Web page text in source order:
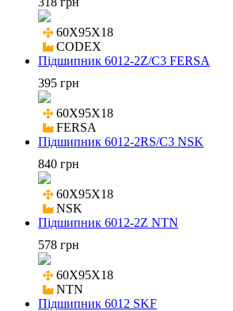
60X95X18
CODEX
Підшипник 6012-2Z/C3 FERSA
395 грн
60X95X18
FERSA
Підшипник 6012-2RS/C3 NSK
840 грн
60X95X18
NSK
Підшипник 6012-2Z NTN
578 грн
60X95X18
NTN
Підшипник 6012 SKF